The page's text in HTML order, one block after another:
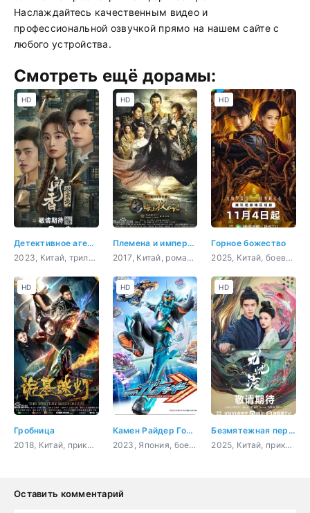
Наслаждайтесь качественным видео и
профессиональной озвучкой прямо на нашем сайте с
любого устройства.
Смотреть ещё дорамы:
Детективное агентство Вэньсян
2023, Китай, триллер, мистика, сверхъестественное
HD
Племена и империи: Гроза пророчества
2017, Китай, романтика, восточные единоборства, фэнтези
HD
Горное божество
2025, Китай, боевик, триллер, история, фэнтези
HD
Гробница
2018, Китай, приключения, триллер, мистика
HD
Камен Райдер Готчард
2023, Япония, боевик, супер сила
HD
Безмятежная переправа
2025, Китай, приключения, романтика, драма, фэнтези
HD
Оставить комментарий